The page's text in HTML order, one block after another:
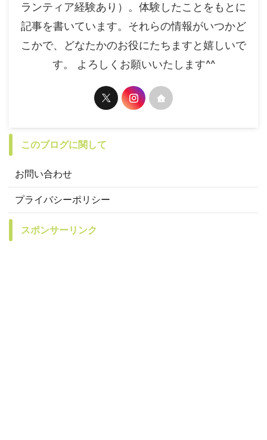
ランティア経験あり）。体験したことをもとに
記事を書いています。それらの情報がいつかど
こかで、どなたかのお役にたちますと嬉しいで
す。 よろしくお願いいたします^^
このブログに関して
お問い合わせ
プライバシーポリシー
スポンサーリンク